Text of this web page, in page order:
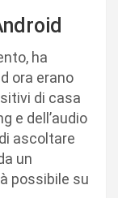
ha
ora erano
di casa
e dell’audio
ascoltare
un
possibile su